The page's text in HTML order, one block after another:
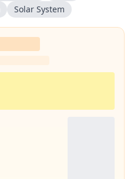
Solar System